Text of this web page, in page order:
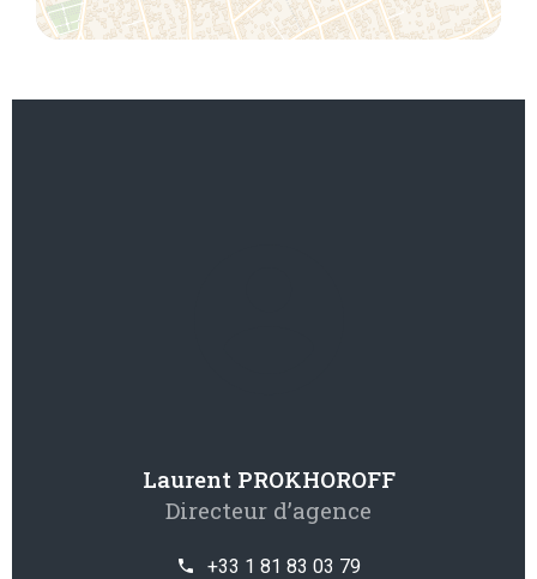
Laurent PROKHOROFF
Directeur d’agence
+33 1 81 83 03 79